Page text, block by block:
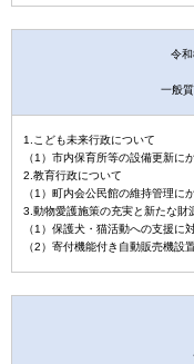
令
一般
1.こども未来行政について
（1）市内保育所等の設備更新に
2.教育行政について
（1）町内会公民館の維持管理に
3.動物愛護施策の充実と新たな財
（1）保護犬・猫活動への支援に
（2）寄付機能付き自動販売機設